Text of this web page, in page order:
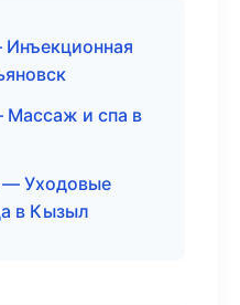
Массаж и спа в
— Уходовые
в Кызыл